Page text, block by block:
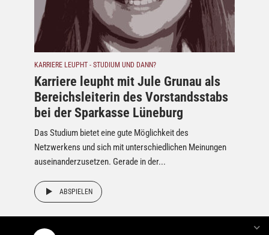
KARRIERE LEUPHT - STUDIUM UND DANN?
Karriere leupht mit Jule Grunau als
Bereichsleiterin des Vorstandsstabs
bei der Sparkasse Lüneburg
Das Studium bietet eine gute Möglichkeit des
Netzwerkens und sich mit unterschiedlichen Meinungen
auseinanderzusetzen. Gerade in der...
ABSPIELEN